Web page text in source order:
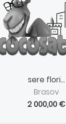
sere flori...
Brasov
2 000,00 €